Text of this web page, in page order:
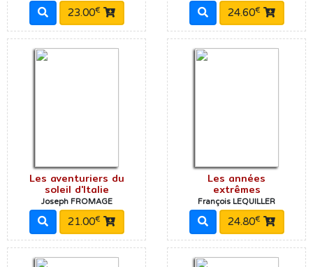
23.00€ 24.60€
Les aventuriers du
soleil d'Italie
Joseph FROMAGE
21.00€
Les années
extrêmes
François LEQUILLER
24.80€